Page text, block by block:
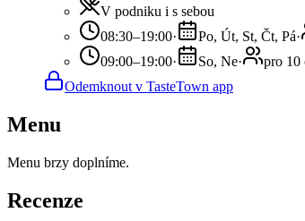
V podniku i s sebou
08:30–19:00· Po, Út, St, Čt, Pá·
09:00–19:00· So, Ne·
pro 10
Odemknout v TasteTown app
Menu
Menu brzy doplníme.
Recenze